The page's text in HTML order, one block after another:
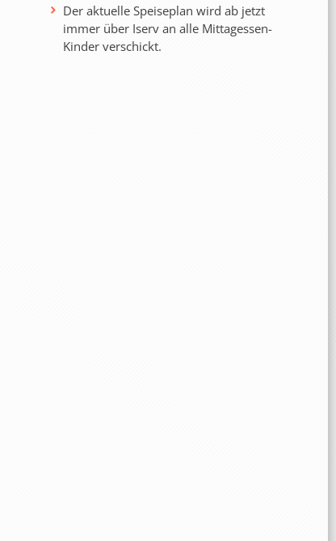
Der aktuelle Speiseplan wird ab jetzt
immer über Iserv an alle Mittagessen-
Kinder verschickt.